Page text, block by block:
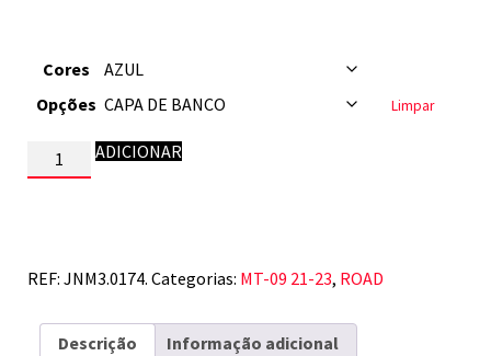
Cores
Opções
Limpar
Quantidade
23
ADICIONAR
REF: JNM3.0174. Categorias: MT-09 21-23, ROAD
Descrição Informação adicional